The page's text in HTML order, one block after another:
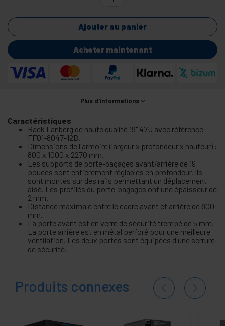
Ajouter au panier
Acheter maintenant
Plus d'informations
Caractéristiques
Rack Lanberg de haute qualité 19" 47U avec référence
FF01-8047-12B.
Dimensions de l'armoire (largeur x profondeur x hauteur) :
800 x 1000 x 2270 mm.
Les supports de porte-bagages avant/arrière de 19
pouces sont entièrement réglables en profondeur. Ils
sont montés sur des rails permettant un déplacement
aisé. Les profilés du porte-bagages ont une épaisseur de
2 mm.
Distance maximale entre le cadre avant et arrière de 800
mm.
La porte avant est en verre de sécurité trempé de 5 mm.
La porte arrière est en métal perforé pour une meilleure
ventilation. Les deux portes sont équipées d'une serrure
de sécurité.
Produits connexes